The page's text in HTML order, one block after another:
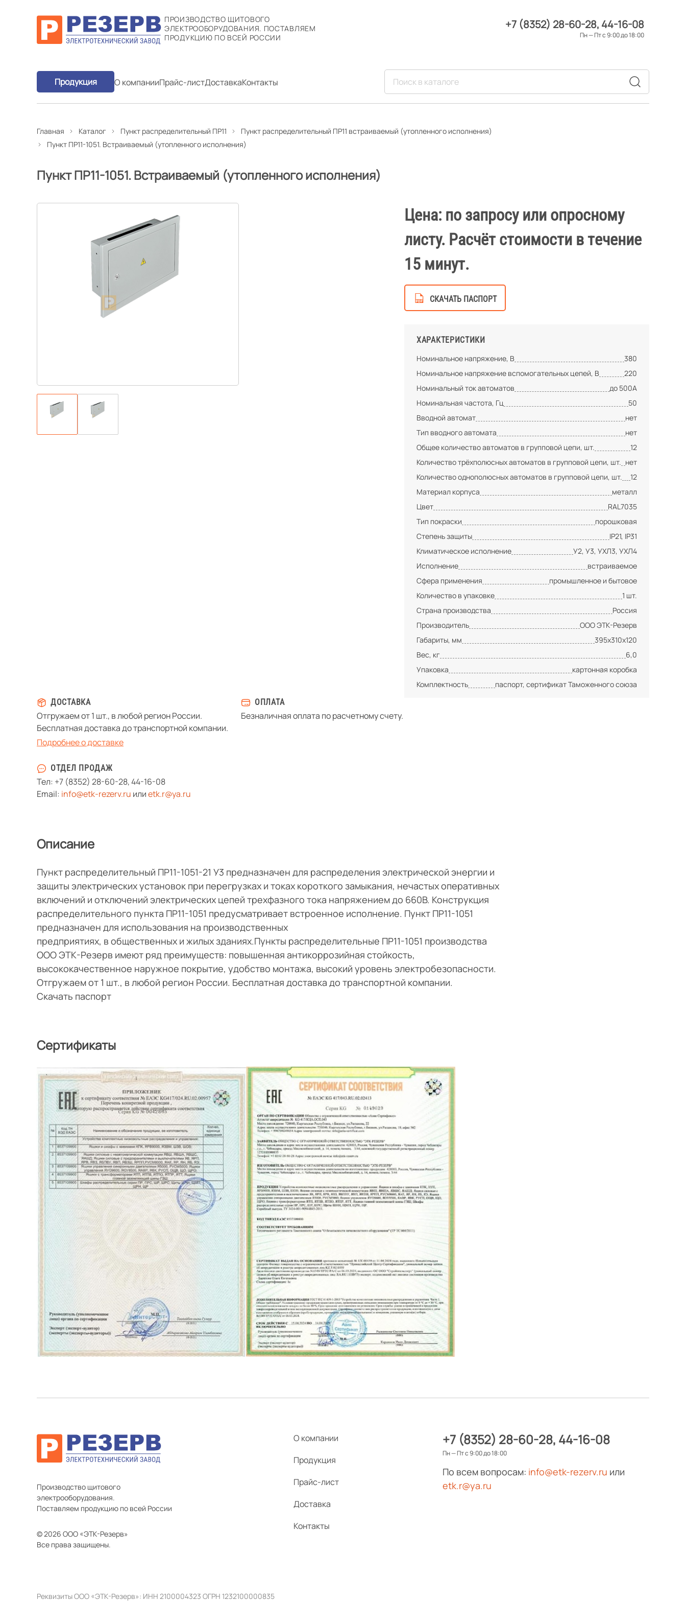
ПРОИЗВОДСТВО ЩИТОВОГО
ЭЛЕКТРООБОРУДОВАНИЯ. ПОСТАВЛЯЕМ
ПРОДУКЦИЮ ПО ВСЕЙ РОССИИ
+7 (8352) 28-60-28 44-16-08
Пн — Пт с 9:00 до 18:00
Продукция О компанииПрайс-листДоставкаКонтакты
Главная Каталог Пункт распределительный ПР11
Пункт распределительный ПР11 встраиваемый (утопленного исполнения)
Пункт ПР11-1051. Встраиваемый (утопленного исполнения)
Пункт ПР11-1051. Встраиваемый (утопленного исполнения)
Цена: по запросу или опросному
листу. Расчёт стоимости в течение
15 минут.
СКАЧАТЬ ПАСПОРТ
ХАРАКТЕРИСТИКИ
Номинальное напряжение, В
380
Номинальное напряжение вспомогательных цепей, В
220
Номинальный ток автоматов
до 500А
Номинальная частота, Гц
50
Вводной автомат
нет
Тип вводного автомата
нет
Общее количество автоматов в групповой цепи, шт.
12
Количество трёхполюсных автоматов в групповой цепи, шт. нет
Количество однополюсных автоматов в групповой цепи, шт.
12
Материал корпуса
металл
Цвет
RAL7035
Тип покраски
порошковая
Степень защиты
IP21, IP31
Климатическое исполнение
У2, У3, УХЛ3, УХЛ4
Исполнение
встраиваемое
Сфера применения
промышленное и бытовое
Количество в упаковке
1 шт.
Страна производства
Россия
Производитель
ООО ЭТК-Резерв
Габариты, мм
395х310х120
Вес, кг
6,0
Упаковка
картонная коробка
Комплектность
паспорт, сертификат Таможенного союза
ДОСТАВКА
Отгружаем от 1 шт., в любой регион России.
Бесплатная доставка до транспортной компании.
Подробнее о доставке
ОПЛАТА
Безналичная оплата по расчетному счету.
ОТДЕЛ ПРОДАЖ
Тел: +7 (8352) 28-60-28,44-16-08
Email: info@etk-rezerv.ru илиetk.r@ya.ru
Описание
Пункт распределительный ПР11-1051-21 У3 предназначен для распределения электрической энергии и
защиты электрических установок при перегрузках и токах короткого замыкания, нечастых оперативных
включений и отключений электрических цепей трехфазного тока напряжением до 660В. Конструкция
распределительного пункта ПР11-1051 предусматривает встроенное исполнение. Пункт ПР11-1051
предназначен для использования на производственных
предприятиях, в общественных и жилых зданиях.Пункты распределительные ПР11-1051 производства
ООО ЭТК-Резерв имеют ряд преимуществ: повышенная антикоррозийная стойкость,
высококачественное наружное покрытие, удобство монтажа, высокий уровень электробезопасности.
Отгружаем от 1 шт., в любой регион России. Бесплатная доставка до транспортной компании.
Скачать паспорт
Сертификаты
Производство щитового
электрооборудования.
Поставляем продукцию по всей России
© 2026 ООО «ЭТК-Резерв»
Все права защищены.
О компании
Продукция
Прайс-лист
Доставка
Контакты
+7 (8352) 28-60-28 44-16-08
Пн — Пт с 9:00 до 18:00
По всем вопросам: info@etk-rezerv.ru или
etk.r@ya.ru
Реквизиты ООО «ЭТК-Резерв»: ИНН 2100004323 ОГРН 1232100000835